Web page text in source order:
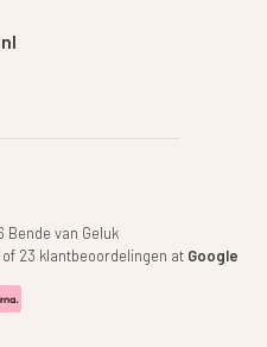
van Geluk
of 23 klantbeoordelingen at Google